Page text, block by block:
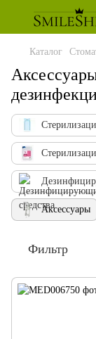
Каталог
Аксессуары
Фильтр